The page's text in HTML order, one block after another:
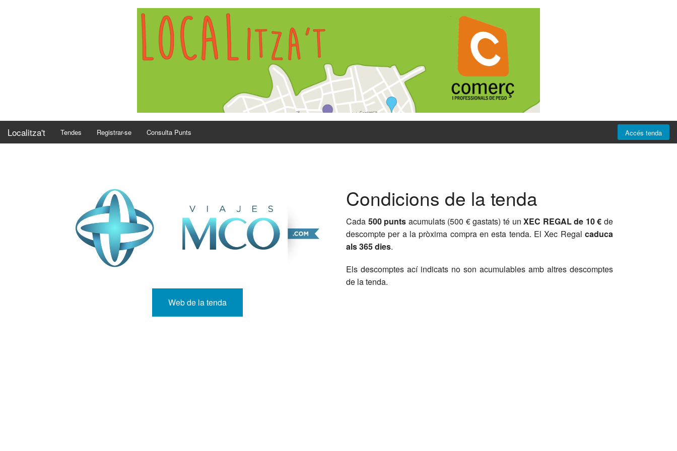
Localitza't Tendes Registrar-se Consulta Punts Accés tenda
Web de la tenda
Condicions de la tenda
Cada 500 punts acumulats (500 € gastats) té unXEC REGAL de 10 € de
descompte per a la pròxima compra en esta tenda. El Xec Regal caduca
als 365 dies.
Els descomptes ací indicats no son acumulables amb altres descomptes
de la tenda.